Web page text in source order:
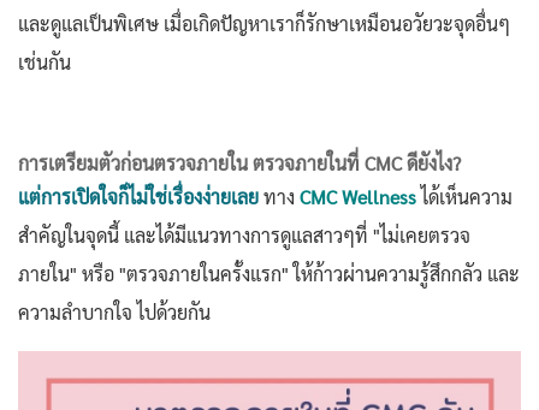
และดูแลเป็นพิเศษ เมื่อเกิดปัญหาเราก็รักษาเหมือนอวัยวะจุดอื่นๆ
เช่นกัน
การเตรียมตัวก่อนตรวจภายใน ตรวจภายในที่ CMC ดียังไง?
แต่การเปิดใจก็ไม่ใช่เรื่องง่ายเลยทาง CMC Wellnessได้เห็นความ
สำคัญในจุดนี้ และได้มีแนวทางการดูแลสาวๆที่ "ไม่เคยตรวจ
ภายใน" หรือ "ตรวจภายในครั้งแรก" ให้ก้าวผ่านความรู้สึกกลัว และ
ความลำบากใจ ไปด้วยกัน